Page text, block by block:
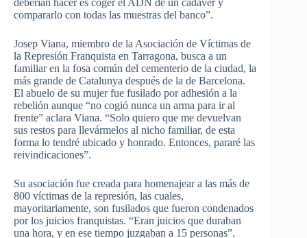
deberían hacer es coger el ADN de un cadáver y
compararlo con todas las muestras del banco”.
Josep Viana, miembro de la Asociación de Víctimas de
la Represión Franquista en Tarragona, busca a un
familiar en la fosa común del cementerio de la ciudad, la
más grande de Catalunya después de la de Barcelona.
El abuelo de su mujer fue fusilado por adhesión a la
rebelión aunque “no cogió nunca un arma para ir al
frente” aclara Viana. “Solo quiero que me devuelvan
sus restos para llevármelos al nicho familiar, de esta
forma lo tendré ubicado y honrado. Entonces, pararé las
reivindicaciones”.
Su asociación fue creada para homenajear a las más de
800 víctimas de la represión, las cuales,
mayoritariamente, son fusilados que fueron condenados
por los juicios franquistas. “Eran juicios que duraban
una hora, y en ese tiempo juzgaban a 15 personas”.